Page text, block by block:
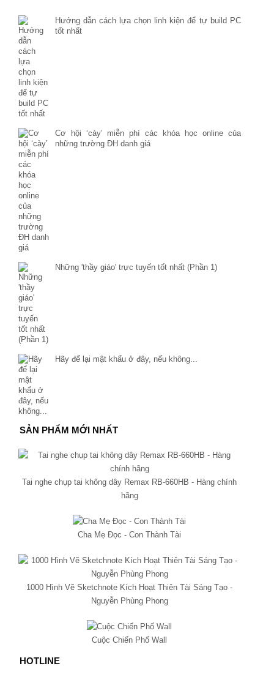
Hướng dẫn cách lựa chọn linh kiện để tự build PC
tốt nhất
Cơ hội ‘cày’ miễn phí các khóa học online của
những trường ĐH danh giá
Những 'thầy giáo' trực tuyến tốt nhất (Phần 1)
Hãy để lại mật khẩu ở đây, nếu không...
SẢN PHẨM MỚI NHẤT
Tai nghe chụp tai không dây Remax RB-660HB - Hàng chính
hãng
Cha Mẹ Đọc - Con Thành Tài
1000 Hình Vẽ Sketchnote Kích Hoạt Thiên Tài Sáng Tạo -
Nguyễn Phùng Phong
Cuộc Chiến Phố Wall
HOTLINE